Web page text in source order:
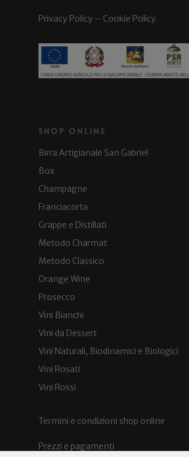
Privacy Policy – Cookie Policy
Shop Online
Birra Artigianale San Gabriel
Box
Champagne
Franciacorta
Grappe e Distillati
Metodo Charmat
Metodo Classico
Orange Wine
Prosecco
Vini Bianchi
Vini da Dessert
Vini Naturali, Biodinamici e Biologici
Vini Rosati
Vini Rossi
Termini e condizioni shop online
Prezzi e pagamenti